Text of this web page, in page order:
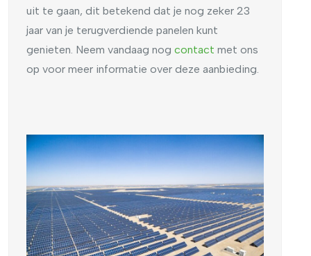
uit te gaan, dit betekend dat je nog zeker 23
jaar van je terugverdiende panelen kunt
genieten. Neem vandaag nog contact met ons
op voor meer informatie over deze aanbieding.